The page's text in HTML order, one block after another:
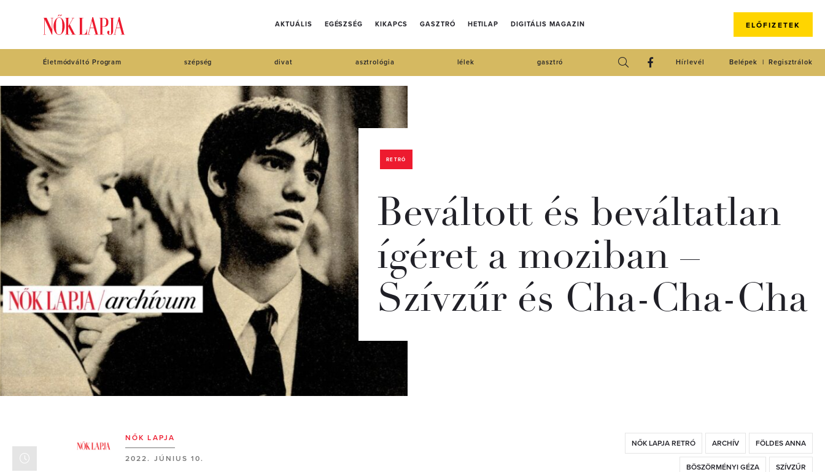
AKTUÁLIS EGÉSZSÉG KIKAPCS GASZTRÓ HETILAP DIGITÁLIS MAGAZIN ELŐFIZETEK
Életmódváltó Program szépség divat asztrológia lélek gasztró Regisztrálok
Belépek
Hírlevél
RETRÓ
Beváltott és beváltatlan
ígéret a moziban –
Szívzűr és Cha-Cha-Cha
NŐK LAPJA
2022. JÚNIUS 10.
NŐK LAPJA RETRÓ ARCHÍV FÖLDES ANNA
BÖSZÖRMÉNYI GÉZA SZÍVZŰR